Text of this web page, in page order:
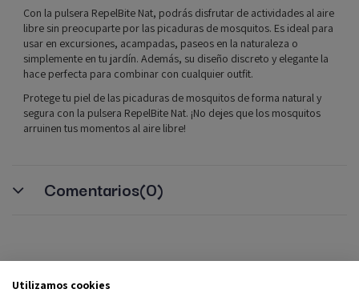
Con la pulsera RepelBite Nat, podrás disfrutar de actividades al aire
libre sin preocuparte por las picaduras de mosquitos. Es ideal para
usar en excursiones, acampadas, paseos en la naturaleza o
simplemente en tu jardín. Además, su diseño discreto y elegante la
hace perfecta para combinar con cualquier outfit.
Protege tu piel de las picaduras de mosquitos de forma natural y
segura con la pulsera RepelBite Nat. ¡No dejes que los mosquitos
arruinen tus momentos al aire libre!
Comentarios(0)
Productos relacionados
Utilizamos cookies